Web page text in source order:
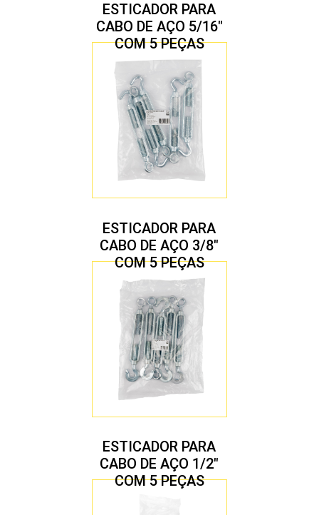
ESTICADOR PARA
CABO DE AÇO 5/16″
COM 5 PEÇAS
ESTICADOR PARA
CABO DE AÇO 3/8″
COM 5 PEÇAS
ESTICADOR PARA
CABO DE AÇO 1/2″
COM 5 PEÇAS